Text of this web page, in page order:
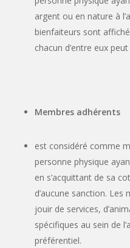
argent ou en nature à
bienfaiteurs sont
chacun d’entre eux
Membres adhérents
est considéré comme
personne physique
en s’acquittant de sa
d’aucune sanction.
jouir de services,
spécifiques au sein de
préférentiel.